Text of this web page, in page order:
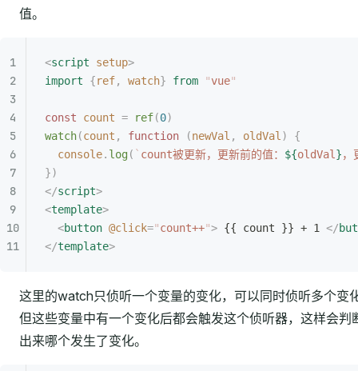
值。
<script setup>
import {ref, watch} from "vue"
const count = ref(0)
watch(count , function (newVal , oldVal )
{
  console
. log( ` count被更新，更新前的值： ${oldVal }，
})
</script>
<template>
  <
button @click="count++"> {{ count }} + 1 </
</template>
这里的watch只侦听一个变量的变化，可以同时侦听多个变
但这些变量中有一个变化后都会触发这个侦听器，这样会判
出来哪个发生了变化。